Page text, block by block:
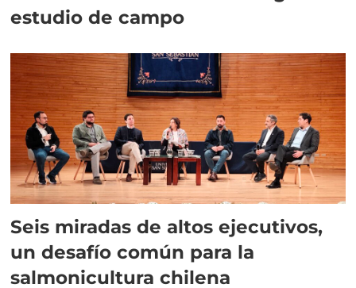
estudio de campo
Seis miradas de altos ejecutivos,
un desafío común para la
salmonicultura chilena